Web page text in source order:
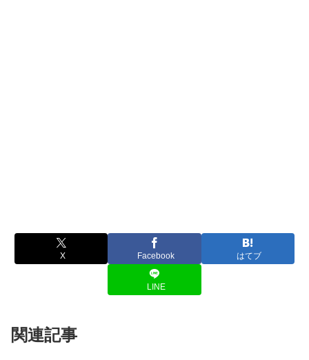
X Facebook はてブ
LINE
関連記事